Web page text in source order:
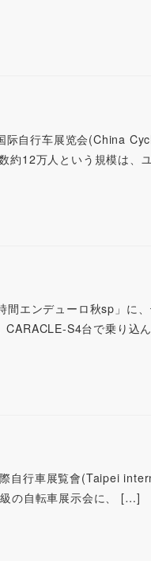
际自行车展览会(China
約12万人という規模は、
エンデューロ秋sp」に
CARACLE-S4台で乗り込
自行車展覧會(Taipei
の自転車展示会に、 […]